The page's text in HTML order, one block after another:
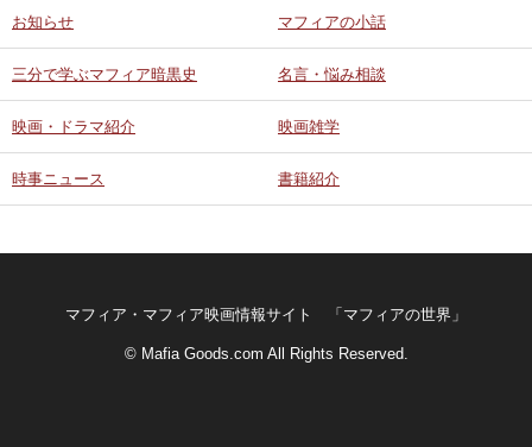
お知らせ マフィアの小話
三分で学ぶマフィア暗黒史 名言・悩み相談
映画・ドラマ紹介 映画雑学
時事ニュース 書籍紹介
マフィア・マフィア映画情報サイト 「マフィアの世界」
© Mafia Goods.com All Rights Reserved.